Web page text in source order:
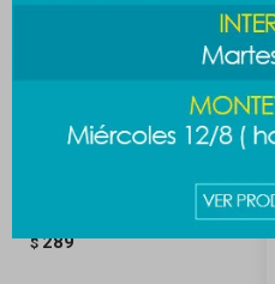
Cepillo oval black & gold
$ 289